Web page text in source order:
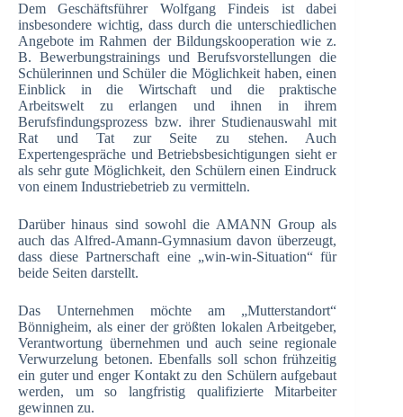
Dem Geschäftsführer Wolfgang Findeis ist dabei
insbesondere wichtig, dass durch die unterschiedlichen
Angebote im Rahmen der Bildungskooperation wie z.
B. Bewerbungstrainings und Berufsvorstellungen die
Schülerinnen und Schüler die Möglichkeit haben, einen
Einblick in die Wirtschaft und die praktische
Arbeitswelt zu erlangen und ihnen in ihrem
Berufsfindungsprozess bzw. ihrer Studienauswahl mit
Rat und Tat zur Seite zu stehen. Auch
Expertengespräche und Betriebsbesichtigungen sieht er
als sehr gute Möglichkeit, den Schülern einen Eindruck
von einem Industriebetrieb zu vermitteln.
Darüber hinaus sind sowohl die AMANN Group als
auch das Alfred-Amann-Gymnasium davon überzeugt,
dass diese Partnerschaft eine „win-win-Situation“ für
beide Seiten darstellt.
Das Unternehmen möchte am „Mutterstandort“
Bönnigheim, als einer der größten lokalen Arbeitgeber,
Verantwortung übernehmen und auch seine regionale
Verwurzelung betonen. Ebenfalls soll schon frühzeitig
ein guter und enger Kontakt zu den Schülern aufgebaut
werden, um so langfristig qualifizierte Mitarbeiter
gewinnen zu.